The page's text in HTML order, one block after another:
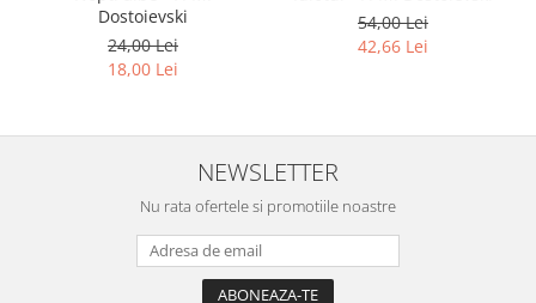
Dostoievski
24,00 Lei
18,00 Lei
54,00 Lei
42,66 Lei
NEWSLETTER
Nu rata ofertele si promotiile noastre